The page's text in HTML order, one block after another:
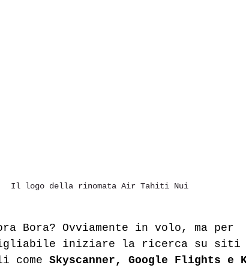
Il logo della rinomata Air Tahiti Nui
Bora? Ovviamente in volo, ma per
iniziare la ricerca su siti
come Skyscanner, Google Flights e